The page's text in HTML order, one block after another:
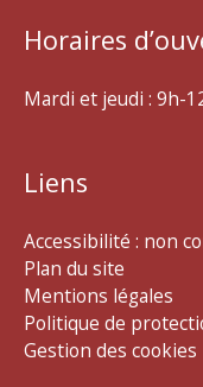
Horaires
Mardi et jeudi : 9h-
Liens
Accessibilité : non
Plan du site
Mentions légales
Politique de
Gestion des cookies